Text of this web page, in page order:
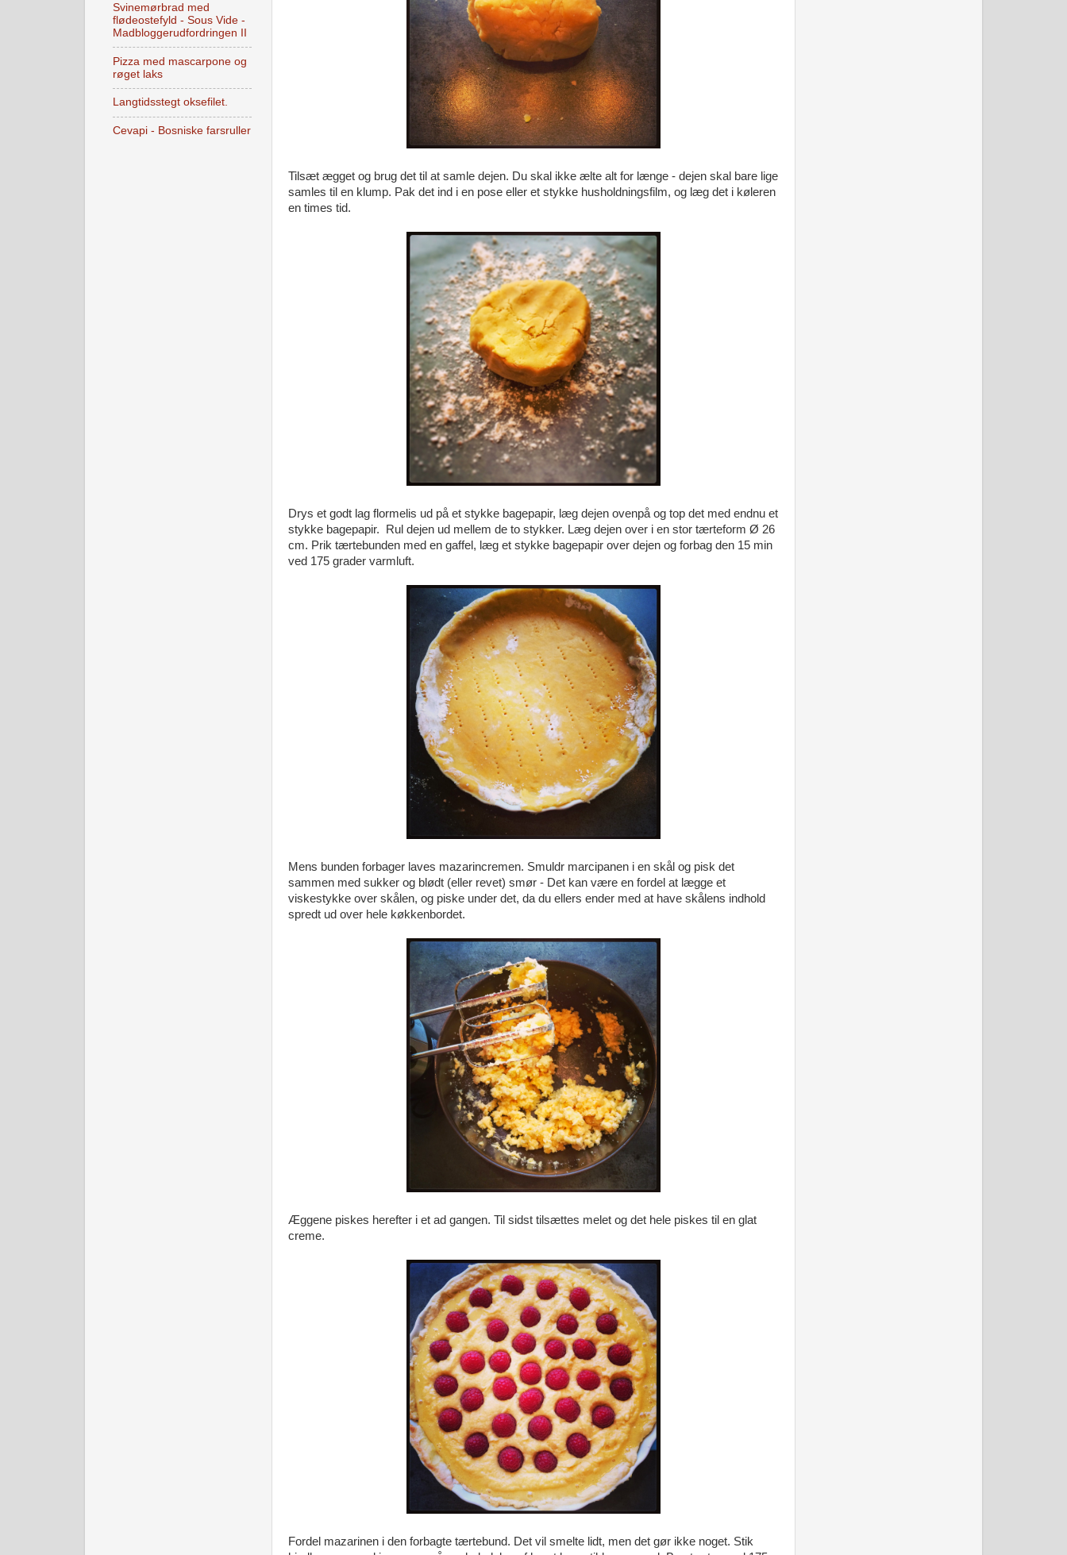
Tilsæt ægget og brug det til at samle dejen. Du skal ikke ælte alt for længe - dejen skal bare lige
samles til en klump. Pak det ind i en pose eller et stykke husholdningsfilm, og læg det i køleren
en times tid.
Drys et godt lag flormelis ud på et stykke bagepapir, læg dejen ovenpå og top det med endnu et
stykke bagepapir. Rul dejen ud mellem de to stykker. Læg dejen over i en stor tærteform Ø 26
cm. Prik tærtebunden med en gaffel, læg et stykke bagepapir over dejen og forbag den 15 min
ved 175 grader varmluft.
Mens bunden forbager laves mazarincremen. Smuldr marcipanen i en skål og pisk det
sammen med sukker og blødt (eller revet) smør - Det kan være en fordel at lægge et
viskestykke over skålen, og piske under det, da du ellers ender med at have skålens indhold
spredt ud over hele køkkenbordet.
Æggene piskes herefter i et ad gangen. Til sidst tilsættes melet og det hele piskes til en glat
creme.
Fordel mazarinen i den forbagte tærtebund. Det vil smelte lidt, men det gør ikke noget. Stik
Svinemørbrad med
flødeostefyld - Sous Vide -
Madbloggerudfordringen II
Pizza med mascarpone og
røget laks
Langtidsstegt oksefilet.
Cevapi - Bosniske farsruller